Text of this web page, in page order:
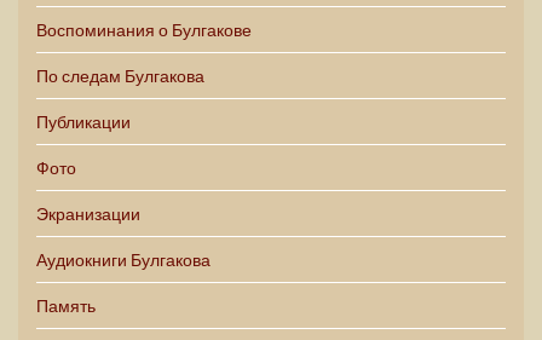
Воспоминания о Булгакове
По следам Булгакова
Публикации
Фото
Экранизации
Аудиокниги Булгакова
Память